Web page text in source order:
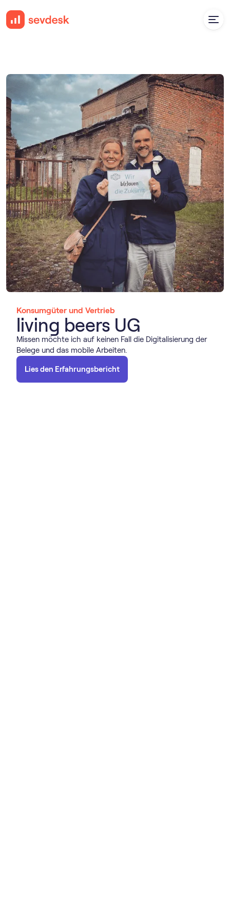
Konsumgüter und Vertrieb
living beers UG
Missen möchte ich auf keinen Fall die Digitalisierung der
Belege und das mobile Arbeiten.
Lies den Erfahrungsbericht